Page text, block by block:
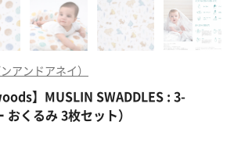
アンドアネイ）
】MUSLIN SWADDLES : 3-
くるみ 3枚セット）